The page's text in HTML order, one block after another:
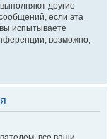
другие
если эта
испытываете
возможно,